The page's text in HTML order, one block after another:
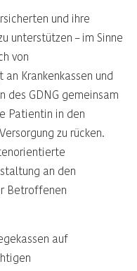
und ihre
unterstützen – im Sinne
von
Krankenkassen und
des GDNG gemeinsam
Patientin in den
zu rücken.
an den
Betroffenen
auf